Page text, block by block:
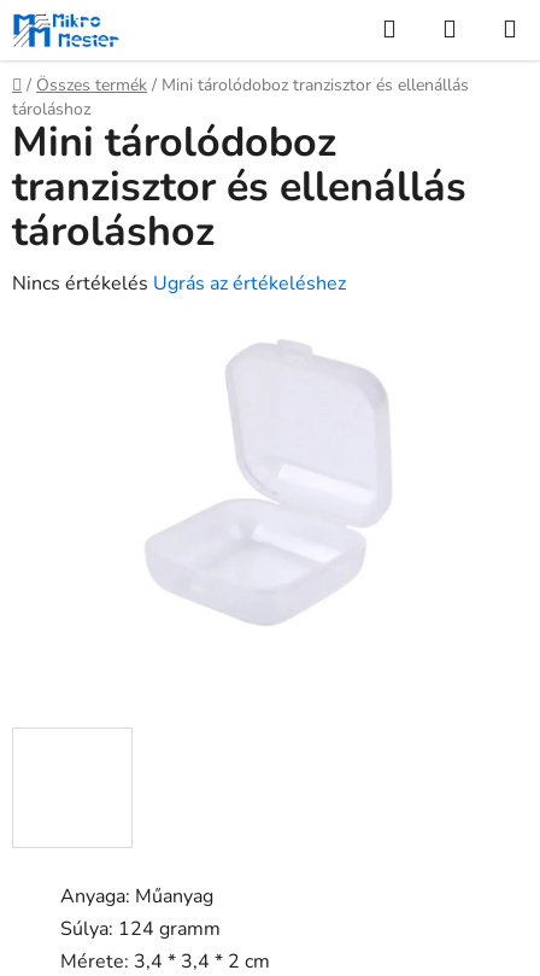
Ugrás
fő
tartalomhoz
KeresésKOSÁR
Kezdőlap
/ Összes termék / Mini tárolódoboz tranzisztor és ellenállás
tároláshoz
Anyaga: Műanyag
Súlya: 124 gramm
Mérete: 3,4 * 3,4 * 2 cm
Mini tárolódoboz
tranzisztor és ellenállás
tároláshoz
A
Nincs értékelés Ugrás az értékeléshez